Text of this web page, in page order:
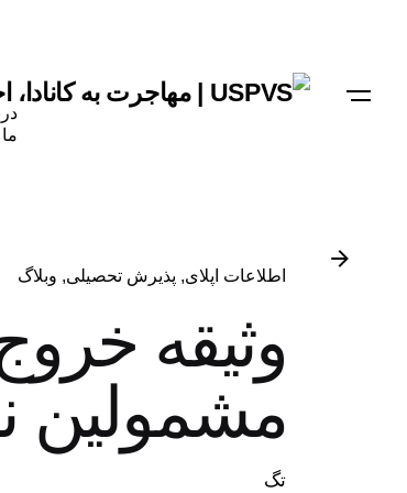
ما
اطلاعات اپلای پذیرش تحصیلی وبلاگ
وثیقه
مشمولین
تگ